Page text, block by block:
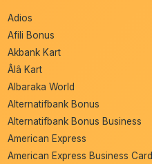
Adios
Afili Bonus
Akbank Kart
Âlâ Kart
Albaraka World
Alternatifbank Bonus
Alternatifbank Bonus Business
American Express
American Express Business Card